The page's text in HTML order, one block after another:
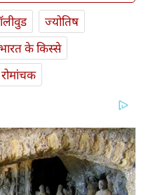
ज्योतिष
के किस्से